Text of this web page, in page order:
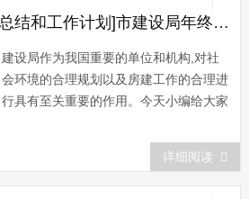
施新课程改...
[行政经理年终工作总结和工作计划]市建设局年终工作总结和工作计划
建设局作为我国重要的单位和机构,对社
会环境的合理规划以及房建工作的合理进
行具有至关重要的作用。今天小编给大家
家有所帮助。市建设局年终工作总结范文
一 禹城市建设局紧紧围绕市委市政府
和上级主管部门的决策部署，认真贯彻落
详细阅读